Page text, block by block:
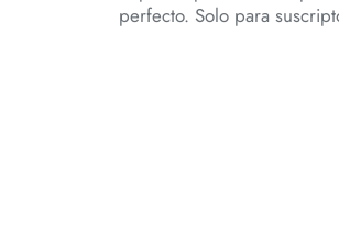
perfecto. Solo para